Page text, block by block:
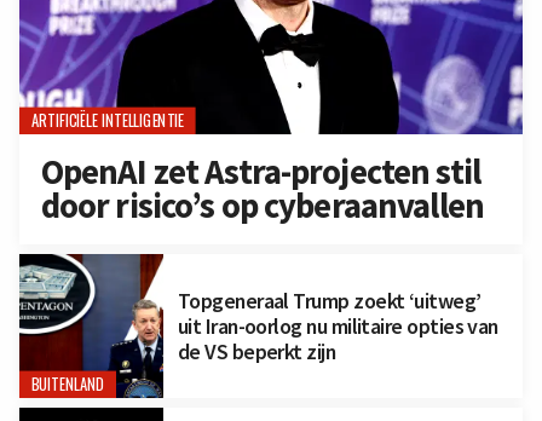
ARTIFICIËLE INTELLIGENTIE
OpenAI zet Astra-projecten stil
door risico’s op cyberaanvallen
BUITENLAND
Topgeneraal Trump zoekt ‘uitweg’
uit Iran-oorlog nu militaire opties van
de VS beperkt zijn